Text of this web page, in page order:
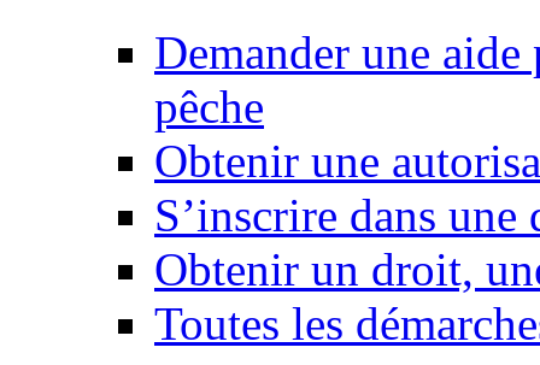
Demander une
pêche
Obtenir une
S’inscrire dans une
Obtenir un droit,
Toutes les